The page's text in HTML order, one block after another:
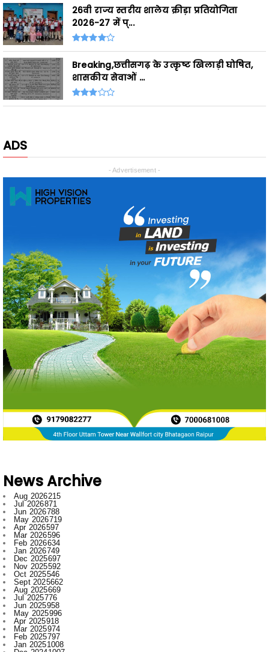
Breaking,छत्तीसगढ़ के उत्कृष्ट खिलाड़ी घोषित,
शासकीय सेवाओं ...
ADS
News Archive
Jun 2026
788
May 2026719
Apr 2026597
Mar 2026596
Feb 2026634
Jan 2026749
Dec 2025697
Nov 2025592
Oct 2025546
Sept 2025662
Aug 2025669
Jul 2025776
Jun 2025958
May 2025996
Apr 2025918
Mar 2025974
Feb 2025797
Jan 20251008
Dec 20241007
Nov 2024796
Oct 2024881
Sept 20241019
Aug 2024861